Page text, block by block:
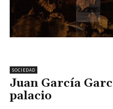
SOCIEDAD
Juan García
palacio